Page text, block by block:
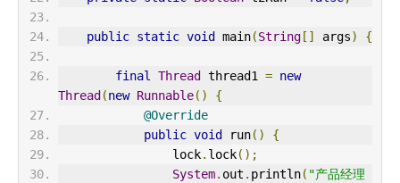
public static void main(String [] args) {
final Thread thread1 = new
Thread (new Runnable()
{
@Override
public void run()
{
                lock
. lock();
System. out . println( "产品经理